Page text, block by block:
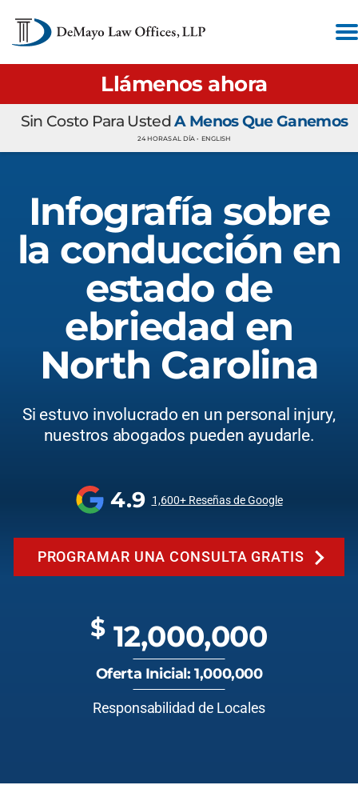
Llámenos ahora
Sin Costo Para UstedA Menos Que Ganemos
24 HORAS AL DÍA • ENGLISH
Infografía sobre
la conducción en
estado de
ebriedad en
North Carolina
Si estuvo involucrado en un personal injury,
nuestros abogados pueden ayudarle.
4.9 1,600+ Reseñas de Google
PROGRAMAR UNA CONSULTA GRATIS
$ 12,000,000
Oferta Inicial: 1,000,000
Responsabilidad de Locales